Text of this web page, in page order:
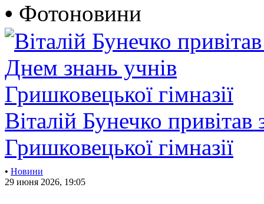
• Фотоновини
Віталій Бунечко
Гришковецької гімназії
• Новини
29 июня 2026, 19:05